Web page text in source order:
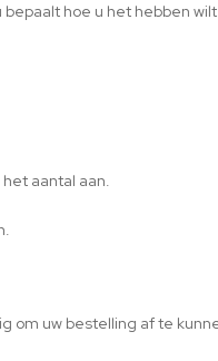
hoe u het hebben
aantal aan.
om uw bestelling af te